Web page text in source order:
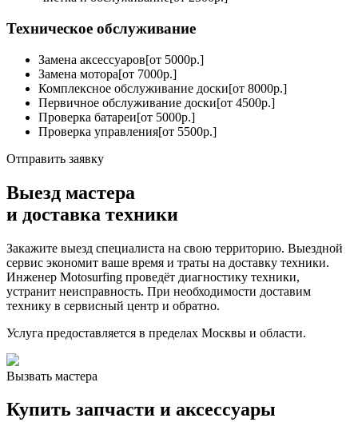
Техническое обслуживание
Замена аксессуаров[от 5000р.]
Замена мотора[от 7000р.]
Комплексное обслуживание доски[от 8000р.]
Первичное обслуживание доски[от 4500р.]
Проверка батареи[от 5000р.]
Проверка управления[от 5500р.]
Отправить заявку
Выезд мастера
и доставка техники
Закажите выезд специалиста на свою территорию. Выездной
сервис экономит ваше время и траты на доставку техники.
Инженер Motosurfing проведёт диагностику техники,
устранит неисправность. При необходимости доставим
технику в сервисный центр и обратно.
Услуга предоставляется в пределах Москвы и области.
Вызвать мастера
Купить запчасти и аксессуары